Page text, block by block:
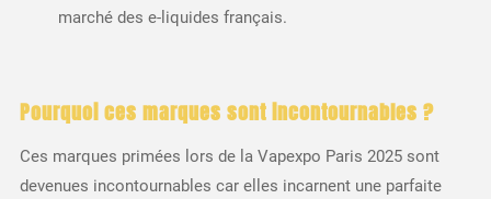
marché des e-liquides français.
Pourquoi ces marques sont incontournables ?
Ces marques primées lors de la Vapexpo Paris 2025 sont
devenues incontournables car elles incarnent une parfaite